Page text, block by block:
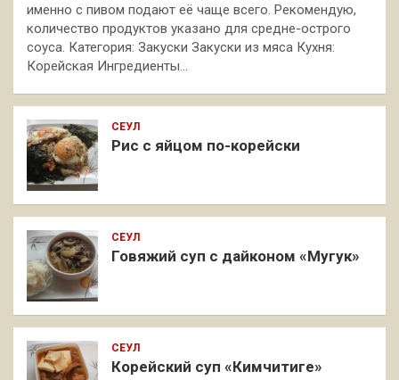
именно с пивом подают её чаще всего. Рекомендую,
количество продуктов указано для средне-острого
соуса. Категория: Закуски Закуски из мяса Кухня:
Корейская Ингредиенты…
СЕУЛ
Рис с яйцом по-корейски
СЕУЛ
Говяжий суп с дайконом «Мугук»
СЕУЛ
Корейский суп «Кимчитиге»